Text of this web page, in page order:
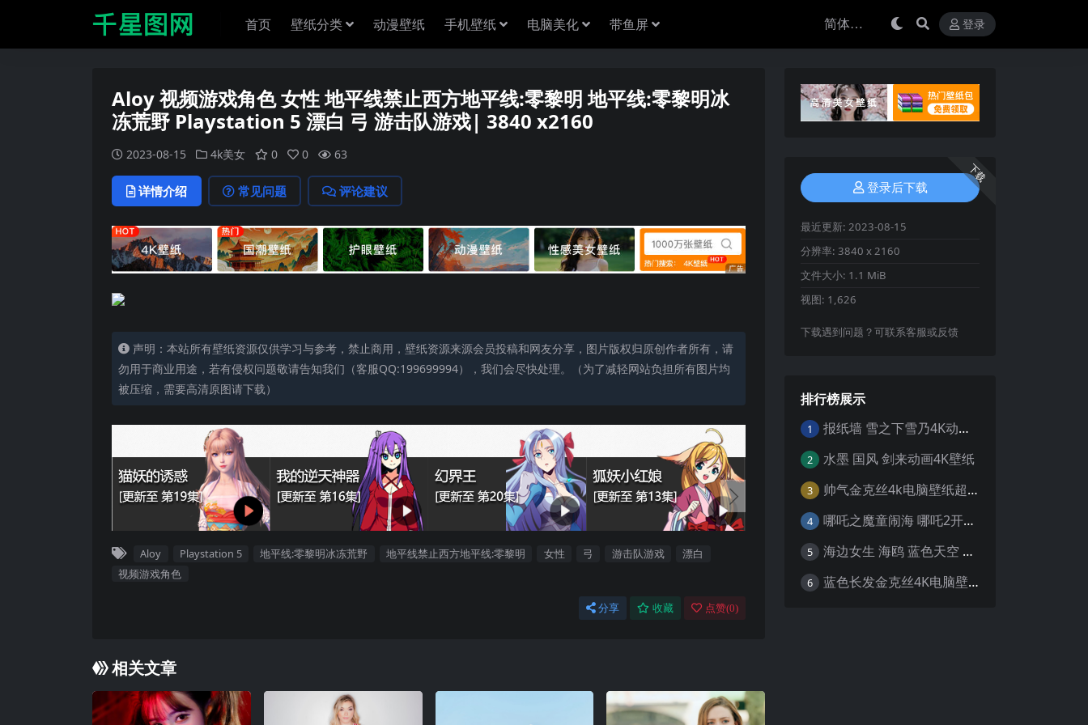
首页 壁纸分类 动漫壁纸 手机壁纸 电脑美化 带鱼屏 登录
Aloy 视频游戏角色 女性 地平线禁止西方地平线:零黎明 地平线:零黎明冰
冻荒野 Playstation 5 漂白 弓 游击队游戏| 3840 x2160
2023-08-15 4k美女 0 0 63
详情介绍 常见问题 评论建议
声明：本站所有壁纸资源仅供学习与参考，禁止商用，壁纸资源来源会员投稿和网友分享，图片版权归原创作者所有，请
勿用于商业用途，若有侵权问题敬请告知我们（客服QQ:199699994），我们会尽快处理。（为了减轻网站负担所有图片均
被压缩，需要高清原图请下载）
Aloy Playstation 5 地平线:零黎明冰冻荒野 地平线禁止西方地平线:零黎明 女性 弓 游击队游戏
漂白
视频游戏角色
分享 收藏 点赞(0)
相关文章
下载
登录后下载
最近更新: 2023-08-15
分辨率: 3840 x 2160
文件大小: 1.1 MiB
视图: 1,626
下载遇到问题？可联系客服或反馈
排行榜展示
1 报纸墙 雪之下雪乃4K动漫壁纸
2 水墨 国风 剑来动画4K壁纸
3 帅气金克丝4k电脑壁纸超清
4 哪吒之魔童闹海 哪吒2开场4K壁纸
5 海边女生 海鸥 蓝色天空 4K壁纸
6 蓝色长发金克丝4K电脑壁纸